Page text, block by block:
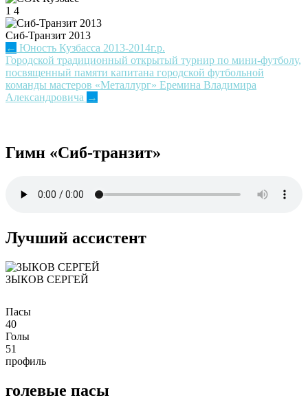
1 4
Сиб-Транзит 2013
Post
navigation
← Юность Кузбасса 2013-2014г.р.
Городской традиционный открытый турнир по мини-футболу,
посвященный памяти капитана городской футбольной
команды мастеров «Металлург» Еремина Владимира
Александровича →
Гимн «Сиб-транзит»
Лучший ассистент
ЗЫКОВ СЕРГЕЙ
Пасы
40
Голы
51
профиль
голевые пасы